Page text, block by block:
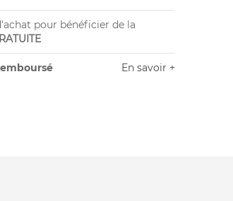
pour bénéficier de la
En savoir +